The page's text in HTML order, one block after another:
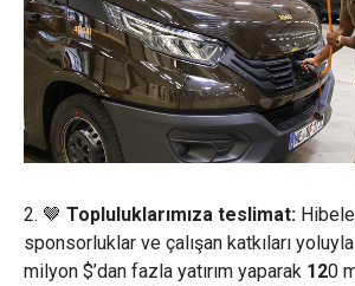
2. 🤎 Topluluklarımıza teslimat:
sponsorluklar ve çalışan katkıları
milyon $’dan fazla yatırım yaparak 120